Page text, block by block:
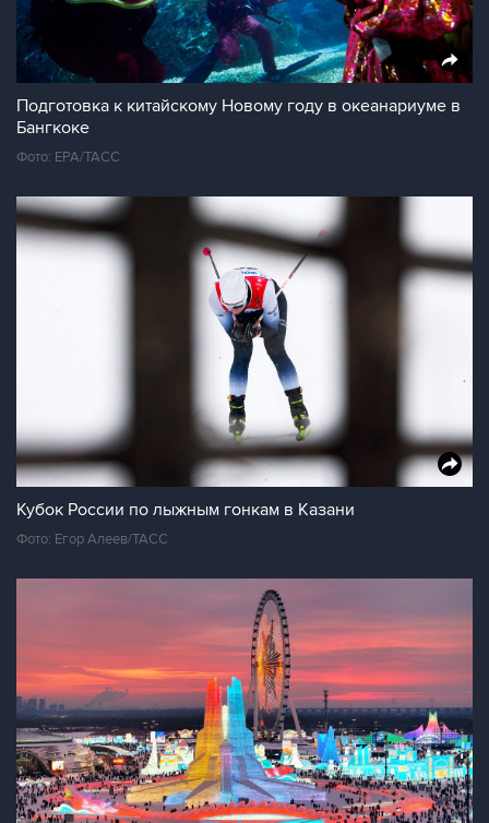
Подготовка к китайскому Новому году в океанариуме в
Бангкоке
Фото: ЕРА/ТАСС
Кубок России по лыжным гонкам в Казани
Фото: Егор Алеев/ТАСС